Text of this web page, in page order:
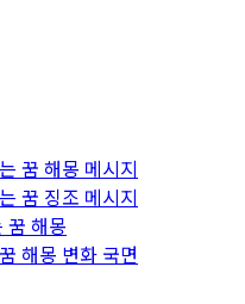
꿈 해몽 메시지
꿈 징조 메시지
꿈 해몽
해몽 변화 국면